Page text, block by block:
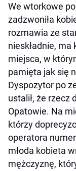
We wtorkowe
zadzwoniła
rozmawia ze
nieskładnie, ma
miejsca, w
pamięta jak się
Dyspozytor po
ustalił, że rzecz
Opatowie. Na
którzy
operatora
młoda kobieta
mężczyznę,